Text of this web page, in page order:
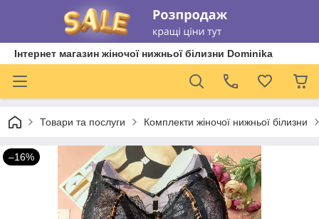
Інтернет магазин жіночої нижньої білизни Dominika
Товари та послуги Комплекти жіночої нижньої білизни
–16%